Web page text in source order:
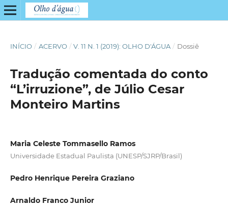
INÍCIO / ACERVO / V. 11 N. 1 (2019): OLHO D'ÁGUA / Dossiê
Tradução comentada do conto
“L’irruzione”, de Júlio Cesar
Monteiro Martins
Maria Celeste Tommasello Ramos
Universidade Estadual Paulista (UNESP/SJRP/Brasil)
Pedro Henrique Pereira Graziano
Arnaldo Franco Junior